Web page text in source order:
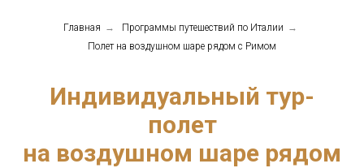
Главная → Программы путешествий по Италии →
Полет на воздушном шаре рядом с Римом
Индивидуальный тур-
полет
на воздушном шаре рядом